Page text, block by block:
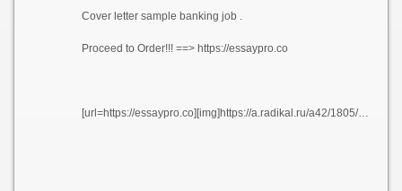
Cover letter sample banking job .
Proceed to Order!!! ==> https://essaypro.co
[url=https://essaypro.co][img]https://a.radikal.ru/a42/1805/3f/522f9047a3e7.png[/img][/url]